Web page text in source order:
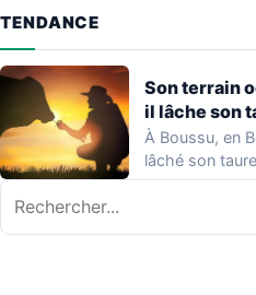
TENDANCE
Son terrain
il lâche son
À Boussu, en
lâché son